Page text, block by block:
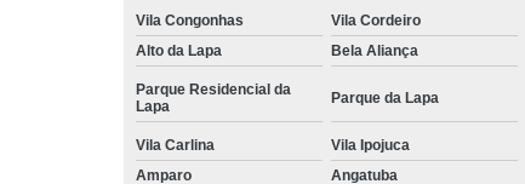
Vila Congonhas Vila Cordeiro
Alto da Lapa
Bela Aliança
Parque Residencial da
Lapa
Parque da Lapa
Vila Carlina Vila Ipojuca
Amparo
Angatuba